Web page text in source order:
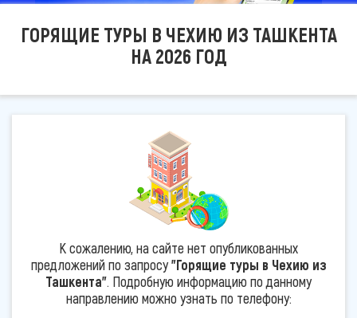
ГОРЯЩИЕ ТУРЫ В ЧЕХИЮ ИЗ ТАШКЕНТА
НА 2026 ГОД
К сожалению, на сайте нет опубликованных
предложений по запросу"Горящие туры в Чехию из
Ташкента". Подробную информацию по данному
направлению можно узнать по телефону: